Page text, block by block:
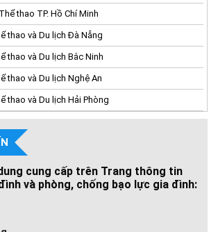
thao TP. Hồ Chí Minh
thao và Du lịch Đà Nẵng
thao và Du lịch Bắc Ninh
thao và Du lịch Nghệ An
thao và Du lịch Hải Phòng
cung cấp trên Trang thông tin
và phòng, chống bạo lực gia đình: